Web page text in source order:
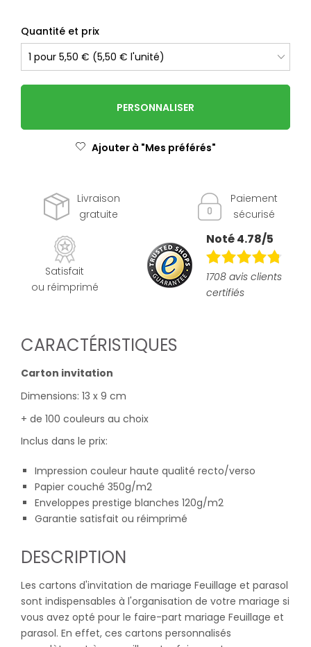
Quantité et prix
PERSONNALISER
Ajouter à "Mes préférés"
Livraison
gratuite
Paiement
sécurisé
Satisfait
ou réimprimé
Noté 4.78/5
1708 avis clients
certifiés
CARACTÉRISTIQUES
Carton invitation
Dimensions: 13 x 9 cm
+ de 100 couleurs au choix
Inclus dans le prix:
Impression couleur haute qualité recto/verso
Papier couché 350g/m2
Enveloppes prestige blanches 120g/m2
Garantie satisfait ou réimprimé
DESCRIPTION
Les cartons d'invitation de mariage Feuillage et parasol
sont indispensables à l'organisation de votre mariage si
vous avez opté pour le faire-part mariage Feuillage et
parasol. En effet, ces cartons personnalisés